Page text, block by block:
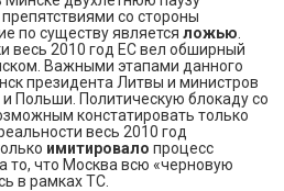
со стороны
по существу является ложью
весь 2010 год ЕС вел обширный
Важными этапами данного
президента Литвы и министров
Польши. Политическую блокаду со
констатировать только
весь 2010 год
имитировало процесс
то, что Москва всю «черновую
в рамках ТС.